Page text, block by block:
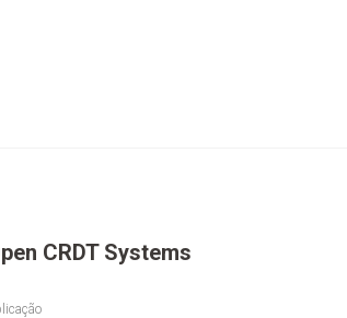
CRDT Systems